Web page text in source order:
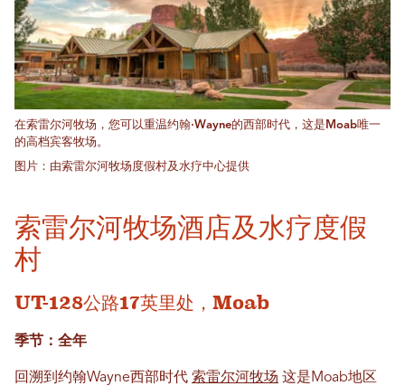
在索雷尔河牧场，您可以重温约翰·Wayne的西部时代，这是Moab唯一
的高档宾客牧场。
图片：由索雷尔河牧场度假村及水疗中心提供
索雷尔河牧场酒店及水疗度假
村
UT-128公路17英里处，Moab
季节：全年
回溯到约翰Wayne西部时代 索雷尔河牧场 这是Moab地区